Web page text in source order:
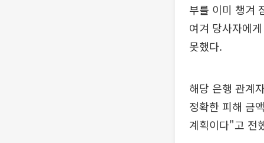
부를 이미 챙겨
여겨 당사자에
못했다.
해당 은행 관계
정확한 피해 금
계획이다"고 전